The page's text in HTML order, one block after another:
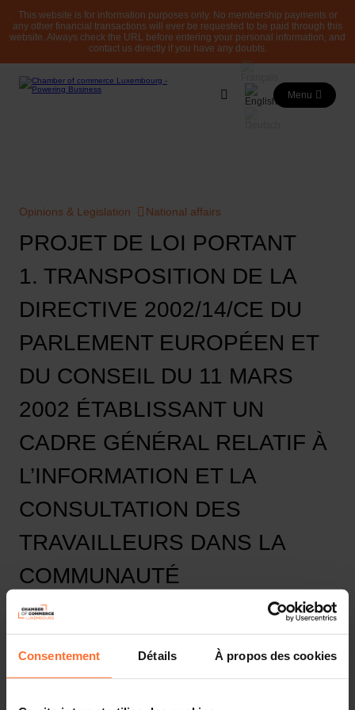
Consentement Détails À propos des cookies
This website is for information purposes only. No membership payments or
any other financial transactions will ever be requested to be paid through this
website. Always check the URL before entering your personal information, and
contact us directly if you have any doubts.
Menu
Opinions & Legislation National affairs
PROJET DE LOI PORTANT
1. TRANSPOSITION DE LA
DIRECTIVE 2002/14/CE DU
PARLEMENT EUROPÉEN ET
DU CONSEIL DU 11 MARS
2002 ÉTABLISSANT UN
CADRE GÉNÉRAL RELATIF À
L’INFORMATION ET LA
CONSULTATION DES
TRAVAILLEURS DANS LA
COMMUNAUTÉ
EUROPÉENNE ;
2. MODIFICATION DES
TITRES I ET II DU LIVRE IV